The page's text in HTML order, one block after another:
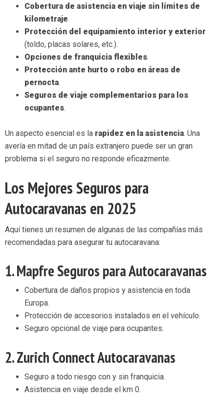
Cobertura de asistencia en viaje sin límites de
kilometraje.
Protección del equipamiento interior y exterior
(toldo, placas solares, etc.).
Opciones de franquicia flexibles.
Protección ante hurto o robo en áreas de
pernocta.
Seguros de viaje complementarios para los
ocupantes.
Un aspecto esencial es la rapidez en la asistencia. Una
avería en mitad de un país extranjero puede ser un gran
problema si el seguro no responde eficazmente.
Los Mejores Seguros para
Autocaravanas en 2025
Aquí tienes un resumen de algunas de las compañías más
recomendadas para asegurar tu autocaravana:
1.Mapfre Seguros para Autocaravanas
Cobertura de daños propios y asistencia en toda
Europa.
Protección de accesorios instalados en el vehículo.
Seguro opcional de viaje para ocupantes.
2.Zurich Connect Autocaravanas
Seguro a todo riesgo con y sin franquicia.
Asistencia en viaje desde el km 0.